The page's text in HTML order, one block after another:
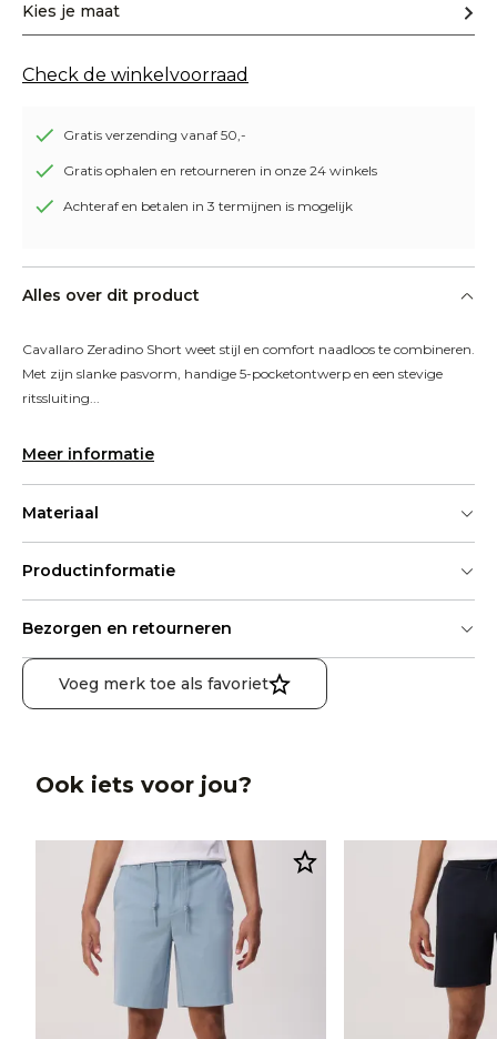
Kies je maat
Check de winkelvoorraad
Gratis verzending vanaf 50,-
Gratis ophalen en retourneren in onze 24 winkels
Achteraf en betalen in 3 termijnen is mogelijk
Alles over dit product
Cavallaro Zeradino Short weet stijl en comfort naadloos te combineren.
Met zijn slanke pasvorm, handige 5-pocketontwerp en een stevige
ritssluiting...
Meer informatie
Materiaal
Productinformatie
Bezorgen en retourneren
Voeg merk toe als favoriet
Ook iets voor jou?